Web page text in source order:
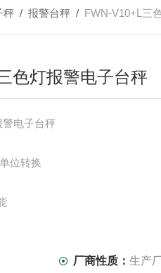
秤 /报警台秤 / FWN-V10+L三色灯报
色灯报警电子台秤
警电子台秤
位转换
厂商性质：生产